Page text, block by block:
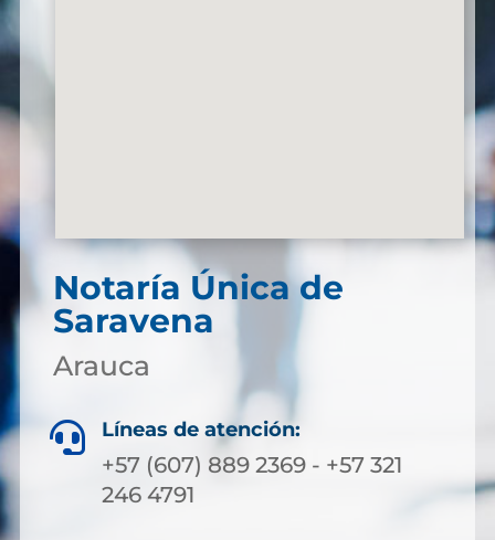
Notaría Única de
Saravena
Arauca
 Líneas de atención:
+57 (607) 889 2369 - +57 321
246 4791